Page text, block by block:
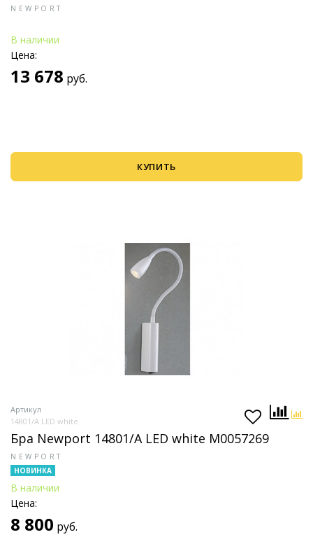
NEWPORT
В наличии
Цена:
13 678 руб.
КУПИТЬ
Артикул
14801/A LED white
Бра Newport 14801/A LED white М0057269
NEWPORT
НОВИНКА
В наличии
Цена:
8 800 руб.